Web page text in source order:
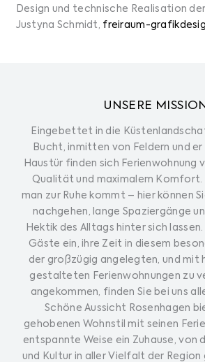
Design und technische Realisation
Justyna Schmidt, freiraum-
UNSERE MISSION
Eingebettet in die
Bucht, inmitten von Feldern und
Haustür finden sich Ferienwohnung
Qualität und maximalem Komfort.
man zur Ruhe kommt – hier können
nachgehen, lange Spaziergänge
Hektik des Alltags hinter sich
Gäste ein, ihre Zeit in diesem
der großzügig angelegten, und mit
gestalteten Ferienwohnungen zu
angekommen, finden Sie bei uns
Schöne Aussicht Rosenhagen
gehobenen Wohnstil mit seinen
entspannte Weise ein Zuhause, von
und Kultur in aller Vielfalt der Region